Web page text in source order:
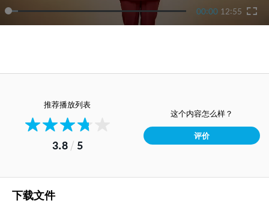
00:00 12:55
推荐播放列表
3.8/ 5
这个内容怎么样？
评价
下载文件